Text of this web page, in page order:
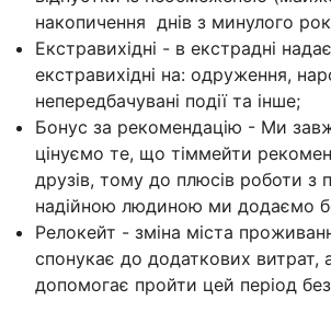
накопичення днів з минулого
Екстравихідні - в екстрадні
екстравихідні на: одруження,
непередбачувані події та інше;
Бонус за рекомендацію - Ми
цінуємо те, що тіммейти
друзів, тому до плюсів роботи з
надійною людиною ми додаємо
Релокейт - зміна міста
спонукає до додаткових витрат,
допомогає пройти цей період